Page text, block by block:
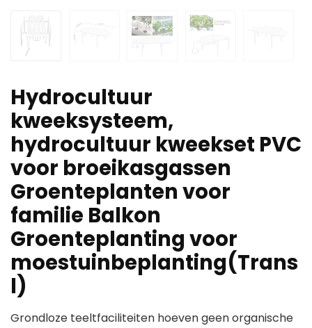
Hydrocultuur
kweeksysteem,
hydrocultuur kweekset PVC
voor broeikasgassen
Groenteplanten voor
familie Balkon
Groenteplanting voor
moestuinbeplanting(Trans
l)
Grondloze teeltfaciliteiten hoeven geen organische